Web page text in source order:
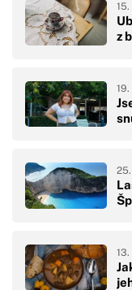
z
15.
19.
13.